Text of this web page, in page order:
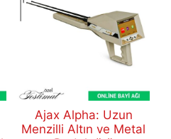
Ajax Alpha: Uzun
Menzilli Altın ve Metal